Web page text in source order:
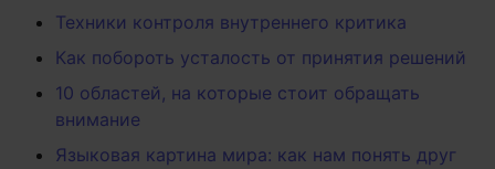
Техники контроля внутреннего критика
Как побороть усталость от принятия решений
10 областей, на которые стоит обращать
внимание
Языковая картина мира: как нам понять друг